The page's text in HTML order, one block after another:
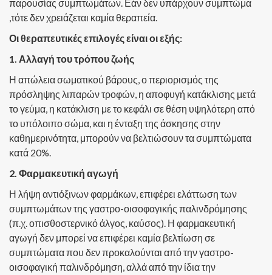
παρουσίας συμπτωμάτων. Εάν δεν υπάρχουν συμπτώμα
,τότε δεν χρειάζεται καμία θεραπεία.
Οι θεραπευτικές επιλογές είναι οι εξής:
1. Αλλαγή του τρόπου ζωής
Η απώλεια σωματικού βάρους, ο περιορισμός της
πρόσληψης λιπαρών τροφών, η αποφυγή κατάκλισης μετά
το γεύμα, η κατάκλιση με το κεφάλι σε θέση υψηλότερη από
το υπόλοιπο σώμα, και η ένταξη της άσκησης στην
καθημερινότητα, μπορούν να βελτιώσουν τα συμπτώματα
κατά 20%.
2. Φαρμακευτική αγωγή
Η λήψη αντιόξινων φαρμάκων, επιφέρει ελάττωση των
συμπτωμάτων της γαστρο-οισοφαγικής παλινδρόμησης
(π.χ. οπισθοστερνικό άλγος, καύσος). Η φαρμακευτική
αγωγή δεν μπορεί να επιφέρει καμία βελτίωση σε
συμπτώματα που δεν προκαλούνται από την γαστρο-
οισοφαγική παλινδρόμηση, αλλά από την ίδια την